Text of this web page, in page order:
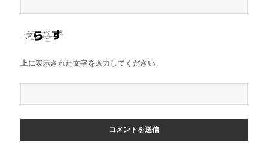
上に表示された文字を入力してください。